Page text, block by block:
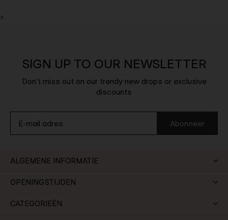
>
SIGN UP TO OUR NEWSLETTER
Don't miss out on our trendy new drops or exclusive
discounts
Abonneer
ALGEMENE INFORMATIE
OPENINGSTIJDEN
CATEGORIEËN